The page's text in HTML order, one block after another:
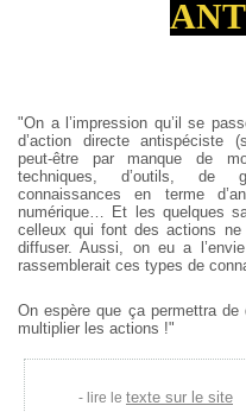
"On a l’impression qu’il se
d’action directe antispéciste
peut-être par manque de
techniques, d’outils, de
connaissances en terme
numérique… Et les quelques
celleux qui font des actions
diffuser. Aussi, on eu a
rassemblerait ces types de
On espère que ça permettra
multiplier les actions !"
lire le texte sur le site